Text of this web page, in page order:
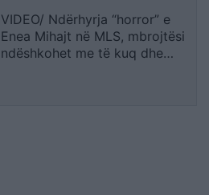
VIDEO/ Ndërhyrja “horror” e
Enea Mihajt në MLS, mbrojtësi
ndëshkohet me të kuq dhe